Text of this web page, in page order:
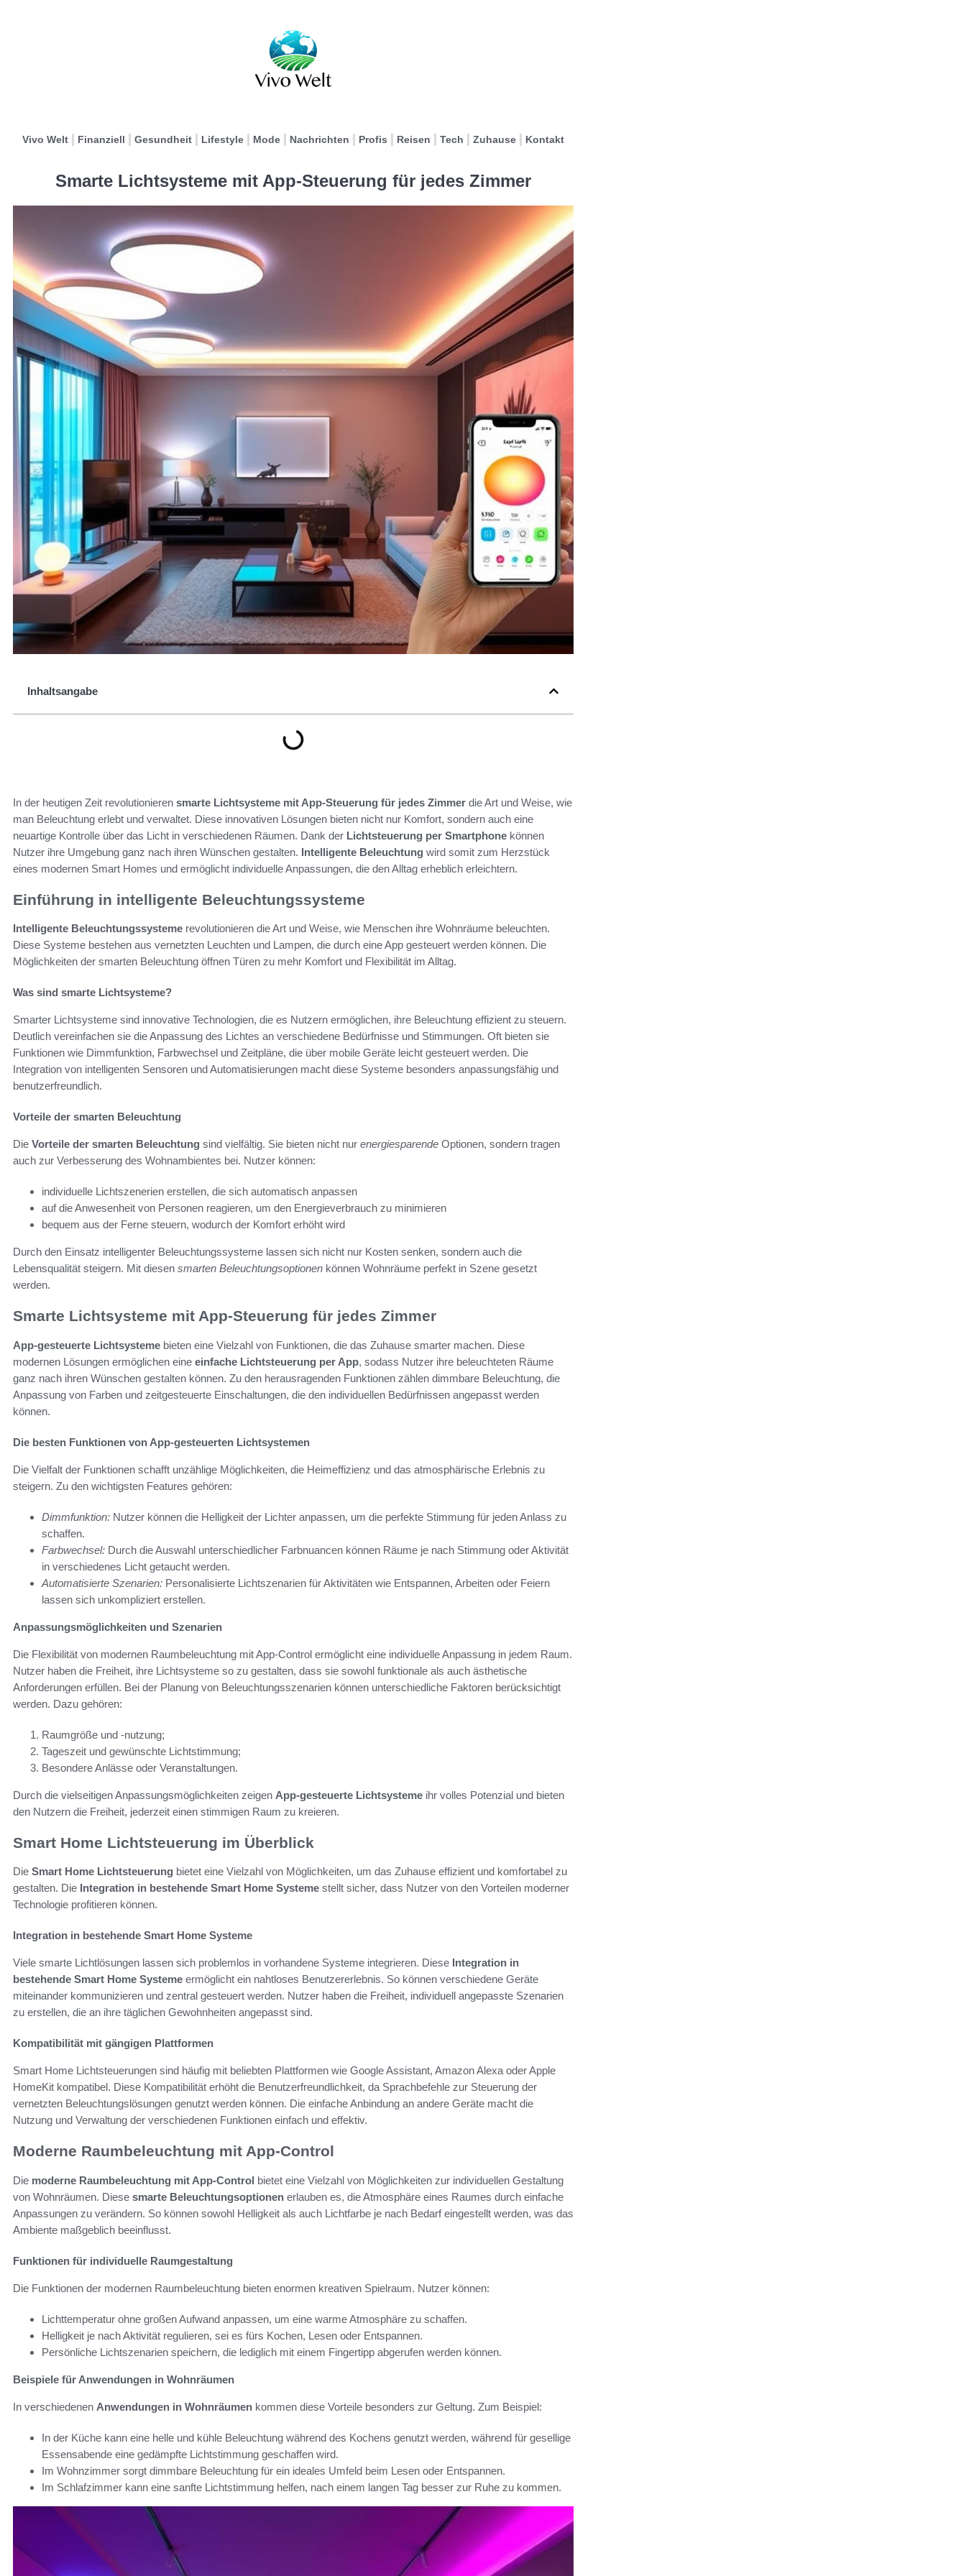
Vivo Welt Finanziell Gesundheit Lifestyle Mode Nachrichten Profis Reisen Tech Zuhause Kontakt
Smarte Lichtsysteme mit App-Steuerung für jedes Zimmer
Inhaltsangabe
In der heutigen Zeit revolutionieren smarte Lichtsysteme mit App-Steuerung für jedes Zimmer die Art und Weise, wie
man Beleuchtung erlebt und verwaltet. Diese innovativen Lösungen bieten nicht nur Komfort, sondern auch eine
neuartige Kontrolle über das Licht in verschiedenen Räumen. Dank der Lichtsteuerung per Smartphone können
Nutzer ihre Umgebung ganz nach ihren Wünschen gestalten. Intelligente Beleuchtung wird somit zum Herzstück
eines modernen Smart Homes und ermöglicht individuelle Anpassungen, die den Alltag erheblich erleichtern.
Einführung in intelligente Beleuchtungssysteme
Intelligente Beleuchtungssysteme revolutionieren die Art und Weise, wie Menschen ihre Wohnräume beleuchten.
Diese Systeme bestehen aus vernetzten Leuchten und Lampen, die durch eine App gesteuert werden können. Die
Möglichkeiten der smarten Beleuchtung öffnen Türen zu mehr Komfort und Flexibilität im Alltag.
Was sind smarte Lichtsysteme?
Smarter Lichtsysteme sind innovative Technologien, die es Nutzern ermöglichen, ihre Beleuchtung effizient zu steuern.
Deutlich vereinfachen sie die Anpassung des Lichtes an verschiedene Bedürfnisse und Stimmungen. Oft bieten sie
Funktionen wie Dimmfunktion, Farbwechsel und Zeitpläne, die über mobile Geräte leicht gesteuert werden. Die
Integration von intelligenten Sensoren und Automatisierungen macht diese Systeme besonders anpassungsfähig und
benutzerfreundlich.
Vorteile der smarten Beleuchtung
Die Vorteile der smarten Beleuchtung sind vielfältig. Sie bieten nicht nur energiesparende Optionen, sondern tragen
auch zur Verbesserung des Wohnambientes bei. Nutzer können:
individuelle Lichtszenerien erstellen, die sich automatisch anpassen
auf die Anwesenheit von Personen reagieren, um den Energieverbrauch zu minimieren
bequem aus der Ferne steuern, wodurch der Komfort erhöht wird
Durch den Einsatz intelligenter Beleuchtungssysteme lassen sich nicht nur Kosten senken, sondern auch die
Lebensqualität steigern. Mit diesen smarten Beleuchtungsoptionen können Wohnräume perfekt in Szene gesetzt
werden.
Smarte Lichtsysteme mit App-Steuerung für jedes Zimmer
App-gesteuerte Lichtsysteme bieten eine Vielzahl von Funktionen, die das Zuhause smarter machen. Diese
modernen Lösungen ermöglichen eine einfache Lichtsteuerung per App, sodass Nutzer ihre beleuchteten Räume
ganz nach ihren Wünschen gestalten können. Zu den herausragenden Funktionen zählen dimmbare Beleuchtung, die
Anpassung von Farben und zeitgesteuerte Einschaltungen, die den individuellen Bedürfnissen angepasst werden
können.
Die besten Funktionen von App-gesteuerten Lichtsystemen
Die Vielfalt der Funktionen schafft unzählige Möglichkeiten, die Heimeffizienz und das atmosphärische Erlebnis zu
steigern. Zu den wichtigsten Features gehören:
Dimmfunktion: Nutzer können die Helligkeit der Lichter anpassen, um die perfekte Stimmung für jeden Anlass zu
schaffen.
Farbwechsel: Durch die Auswahl unterschiedlicher Farbnuancen können Räume je nach Stimmung oder Aktivität
in verschiedenes Licht getaucht werden.
Automatisierte Szenarien: Personalisierte Lichtszenarien für Aktivitäten wie Entspannen, Arbeiten oder Feiern
lassen sich unkompliziert erstellen.
Anpassungsmöglichkeiten und Szenarien
Die Flexibilität von modernen Raumbeleuchtung mit App-Control ermöglicht eine individuelle Anpassung in jedem Raum.
Nutzer haben die Freiheit, ihre Lichtsysteme so zu gestalten, dass sie sowohl funktionale als auch ästhetische
Anforderungen erfüllen. Bei der Planung von Beleuchtungsszenarien können unterschiedliche Faktoren berücksichtigt
werden. Dazu gehören:
Raumgröße und -nutzung;
Tageszeit und gewünschte Lichtstimmung;
Besondere Anlässe oder Veranstaltungen.
Durch die vielseitigen Anpassungsmöglichkeiten zeigen App-gesteuerte Lichtsysteme ihr volles Potenzial und bieten
den Nutzern die Freiheit, jederzeit einen stimmigen Raum zu kreieren.
Smart Home Lichtsteuerung im Überblick
Die Smart Home Lichtsteuerung bietet eine Vielzahl von Möglichkeiten, um das Zuhause effizient und komfortabel zu
gestalten. Die Integration in bestehende Smart Home Systeme stellt sicher, dass Nutzer von den Vorteilen moderner
Technologie profitieren können.
Integration in bestehende Smart Home Systeme
Viele smarte Lichtlösungen lassen sich problemlos in vorhandene Systeme integrieren. Diese Integration in
bestehende Smart Home Systeme ermöglicht ein nahtloses Benutzererlebnis. So können verschiedene Geräte
miteinander kommunizieren und zentral gesteuert werden. Nutzer haben die Freiheit, individuell angepasste Szenarien
zu erstellen, die an ihre täglichen Gewohnheiten angepasst sind.
Kompatibilität mit gängigen Plattformen
Smart Home Lichtsteuerungen sind häufig mit beliebten Plattformen wie Google Assistant, Amazon Alexa oder Apple
HomeKit kompatibel. Diese Kompatibilität erhöht die Benutzerfreundlichkeit, da Sprachbefehle zur Steuerung der
vernetzten Beleuchtungslösungen genutzt werden können. Die einfache Anbindung an andere Geräte macht die
Nutzung und Verwaltung der verschiedenen Funktionen einfach und effektiv.
Moderne Raumbeleuchtung mit App-Control
Die moderne Raumbeleuchtung mit App-Control bietet eine Vielzahl von Möglichkeiten zur individuellen Gestaltung
von Wohnräumen. Diese smarte Beleuchtungsoptionen erlauben es, die Atmosphäre eines Raumes durch einfache
Anpassungen zu verändern. So können sowohl Helligkeit als auch Lichtfarbe je nach Bedarf eingestellt werden, was das
Ambiente maßgeblich beeinflusst.
Funktionen für individuelle Raumgestaltung
Die Funktionen der modernen Raumbeleuchtung bieten enormen kreativen Spielraum. Nutzer können:
Lichttemperatur ohne großen Aufwand anpassen, um eine warme Atmosphäre zu schaffen.
Helligkeit je nach Aktivität regulieren, sei es fürs Kochen, Lesen oder Entspannen.
Persönliche Lichtszenarien speichern, die lediglich mit einem Fingertipp abgerufen werden können.
Beispiele für Anwendungen in Wohnräumen
In verschiedenen Anwendungen in Wohnräumen kommen diese Vorteile besonders zur Geltung. Zum Beispiel:
In der Küche kann eine helle und kühle Beleuchtung während des Kochens genutzt werden, während für gesellige
Essensabende eine gedämpfte Lichtstimmung geschaffen wird.
Im Wohnzimmer sorgt dimmbare Beleuchtung für ein ideales Umfeld beim Lesen oder Entspannen.
Im Schlafzimmer kann eine sanfte Lichtstimmung helfen, nach einem langen Tag besser zur Ruhe zu kommen.